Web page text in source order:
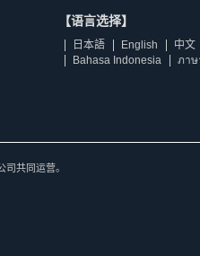
【语言选择】
日本語 English 中文
Bahasa Indonesia
ภาษ
共同运营。